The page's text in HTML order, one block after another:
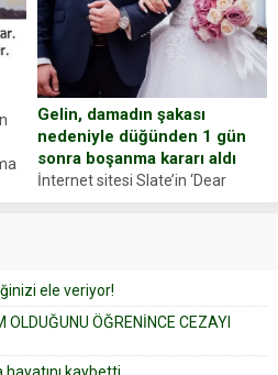
Yüzünde ve ellerinde yanıklar
oluşan Demir, kâbus dolu anları
anlattı… Merkeze bağlı...
Gelin, damadın şakası
nedeniyle düğünden 1 gün
sonra boşanma kararı aldı
İnternet sitesi Slate’in ‘Dear
Prudence’ isimli tavsiye köşesine
yapıştırdığı için düğünden...
ele veriyor!
ÖĞRENİNCE CEZAYI
hayatını kaybetti